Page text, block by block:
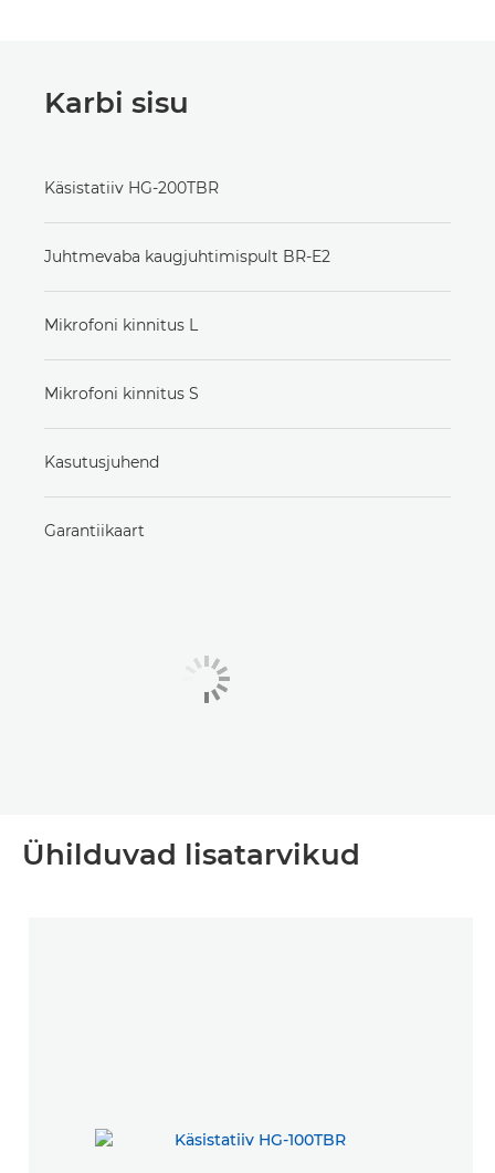
Karbi sisu
Käsistatiiv HG-200TBR
Juhtmevaba kaugjuhtimispult BR-E2
Mikrofoni kinnitus L
Mikrofoni kinnitus S
Kasutusjuhend
Garantiikaart
Ühilduvad lisatarvikud